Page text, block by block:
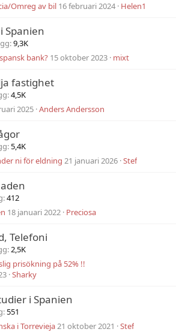
Omreg av bil 16 februari 2024 Helen1
Spanien
9,3K
bank? 15 oktober 2023 mixt
fastighet
4,5K
2025 Anders Andersson
5,4K
ni för eldning 21 januari 2026 Stef
412
18 januari 2022 Preciosa
Telefoni
2,5K
prisökning på 52% !!
Sharky
i Spanien
551
i Torrevieja21 oktober 2021 Stef